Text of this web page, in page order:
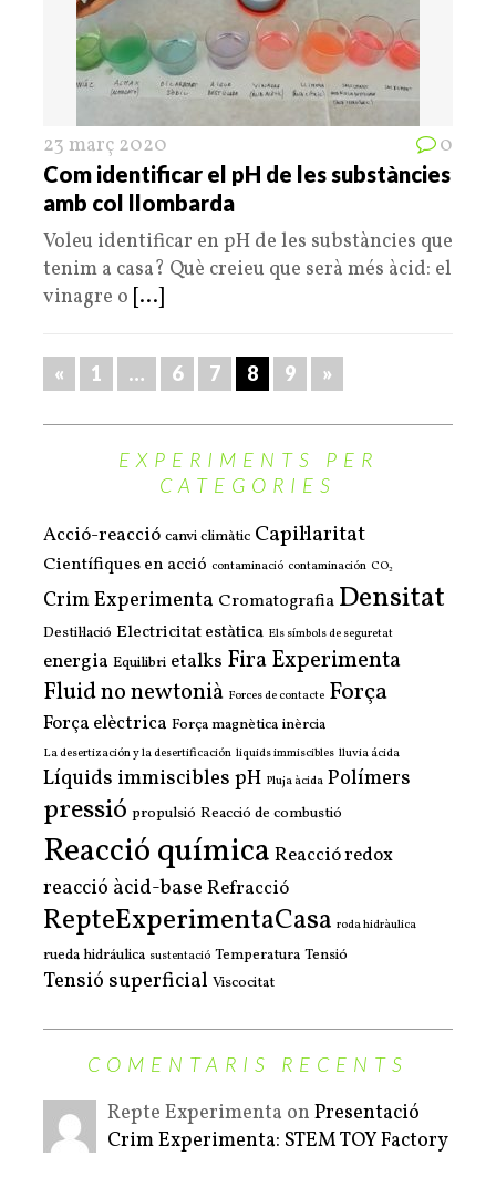
23 març 2020 0
Com identificar el pH de les substàncies
amb col llombarda
Voleu identificar en pH de les substàncies que
tenim a casa? Què creieu que serà més àcid: el
vinagre o [...]
« 1 … 6 7 8 9 »
EXPERIMENTS PER
CATEGORIES
Acció-reacció canvi climàtic Capil·laritat
Científiques en acció contaminació contaminación CO₂
Crim Experimenta Cromatografia Densitat
Destil·lació Electricitat estàtica Els símbols de seguretat
energia Equilibri etalks Fira Experimenta
Fluid no newtonià Forces de contacte Força
Força elèctrica Força magnètica inèrcia
La desertización y la desertificación liquids immiscibles lluvia ácida
Líquids immisciblespH Pluja àcida Polímers
pressió propulsió Reacció de combustió
Reacció química Reacció redox
reacció àcid-base Refracció
RepteExperimentaCasa roda hidràulica
rueda hidráulica sustentació Temperatura Tensió
Tensió superficial Viscocitat
COMENTARIS RECENTS
Repte Experimenta on Presentació
Crim Experimenta: STEM TOY Factory